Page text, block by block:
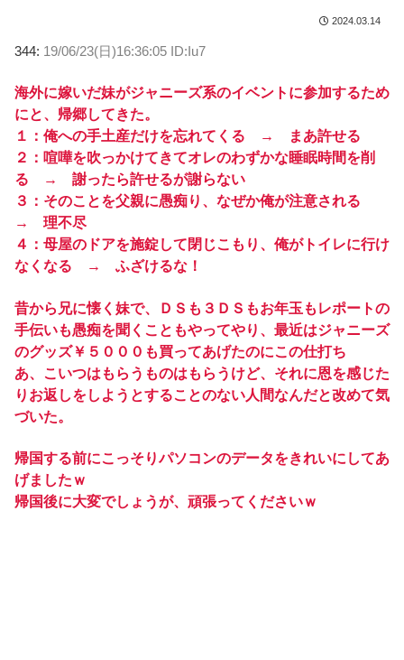
2024.03.14
344: 19/06/23(日)16:36:05 ID:Iu7
海外に嫁いだ妹がジャニーズ系のイベントに参加するため
にと、帰郷してきた。
１：俺への手土産だけを忘れてくる → まあ許せる
２：喧嘩を吹っかけてきてオレのわずかな睡眠時間を削
る → 謝ったら許せるが謝らない
３：そのことを父親に愚痴り、なぜか俺が注意される
→ 理不尽
４：母屋のドアを施錠して閉じこもり、俺がトイレに行け
なくなる → ふざけるな！
昔から兄に懐く妹で、ＤＳも３ＤＳもお年玉もレポートの
手伝いも愚痴を聞くこともやってやり、最近はジャニーズ
のグッズ￥５０００も買ってあげたのにこの仕打ち
あ、こいつはもらうものはもらうけど、それに恩を感じた
りお返しをしようとすることのない人間なんだと改めて気
づいた。
帰国する前にこっそりパソコンのデータをきれいにしてあ
げましたｗ
帰国後に大変でしょうが、頑張ってくださいｗ